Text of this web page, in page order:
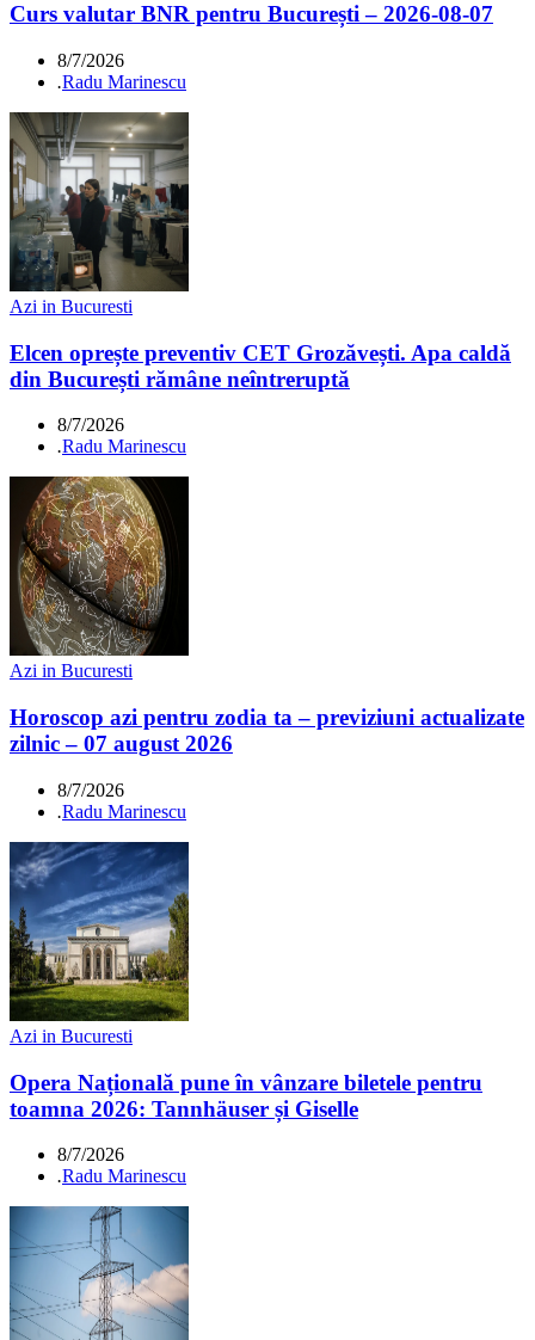
Curs valutar BNR pentru București – 2026-08-07
8/7/2026
.Radu Marinescu
Azi in Bucuresti
Elcen oprește preventiv CET Grozăvești. Apa caldă
din București rămâne neîntreruptă
8/7/2026
.Radu Marinescu
Azi in Bucuresti
Horoscop azi pentru zodia ta – previziuni actualizate
zilnic – 07 august 2026
8/7/2026
.Radu Marinescu
Azi in Bucuresti
Opera Națională pune în vânzare biletele pentru
toamna 2026: Tannhäuser și Giselle
8/7/2026
.Radu Marinescu